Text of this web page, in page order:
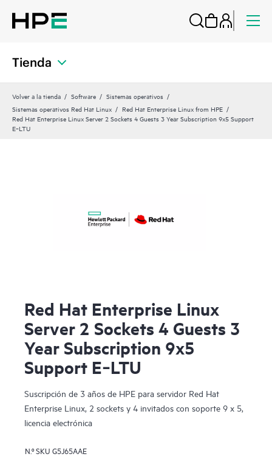
Tienda
Volver a la tienda Software
Sistemas operativos
Sistemas operativos Red Hat Linux
Red Hat Enterprise Linux from HPE
Red Hat Enterprise Linux Server 2 Sockets 4 Guests 3 Year Subscription 9x5 Support
E‑LTU
Red Hat Enterprise Linux
Server 2 Sockets 4 Guests 3
Year Subscription 9x5
Support E‑LTU
Suscripción de 3 años de HPE para servidor Red Hat
Enterprise Linux, 2 sockets y 4 invitados con soporte 9 x 5,
licencia electrónica
N.º SKU G5J65AAE